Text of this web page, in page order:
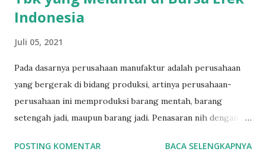
Indonesia
Juli 05, 2021
Pada dasarnya perusahaan manufaktur adalah perusahaan
yang bergerak di bidang produksi, artinya perusahaan-
perusahaan ini memproduksi barang mentah, barang
setengah jadi, maupun barang jadi. Penasaran nih dengan
Indonesia, yuk kita lihat pembagiannya. Bursa Efek
POSTING KOMENTAR BACA SELENGKAPNYA